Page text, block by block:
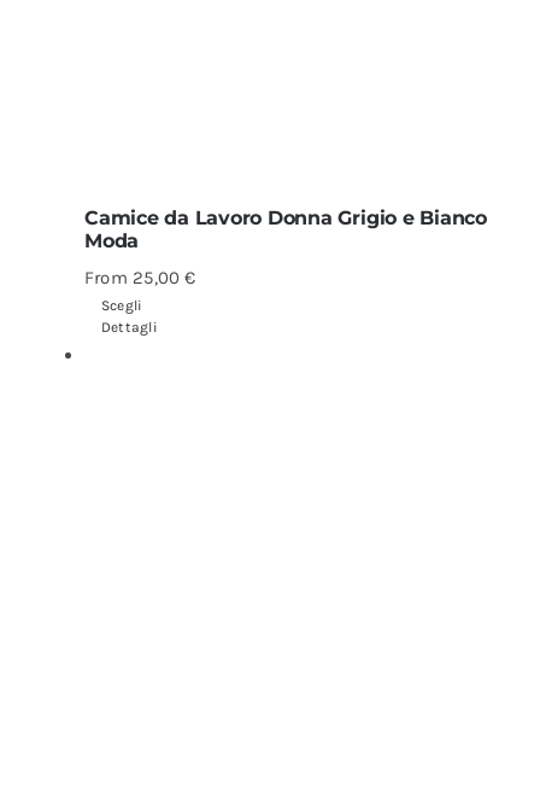
Camice da Lavoro Donna Grigio e Bianco
Moda
From 25,00€
Scegli
Dettagli